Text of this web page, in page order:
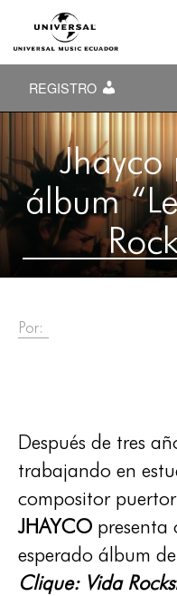
REGISTRO
Jhayco
álbum
Por:
Después de tres
trabajando en
compositor
JHAYCO presenta
esperado álbum
Clique: Vida